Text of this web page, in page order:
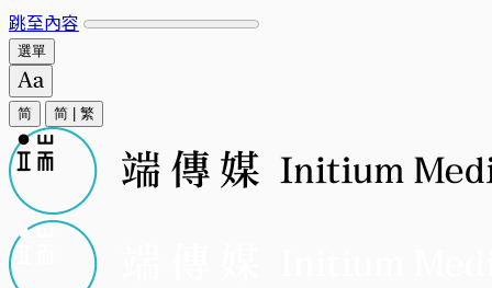
跳至內容
選單
简 简 繁